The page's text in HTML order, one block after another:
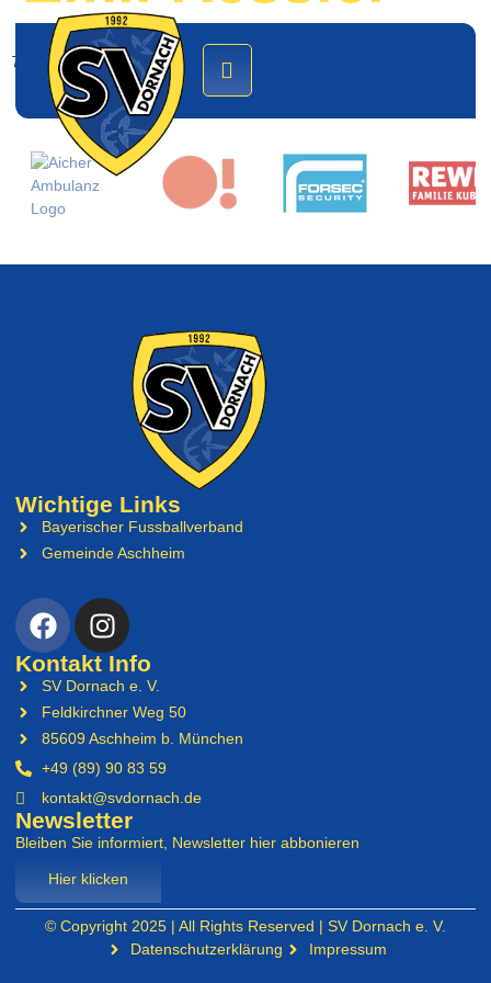
Trainer U11-2
Wichtige Links
Bayerischer Fussballverband
Gemeinde Aschheim
Kontakt Info
SV Dornach e. V.
Feldkirchner Weg 50
85609 Aschheim b. München
+49 (89) 90 83 59
kontakt@svdornach.de
Newsletter
Bleiben Sie informiert, Newsletter hier abbonieren
Hier klicken
© Copyright 2025 | All Rights Reserved | SV Dornach e. V.
Datenschutzerklärung
Impressum